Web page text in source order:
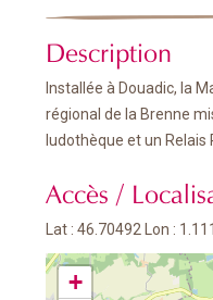
Description
Installée à Douadic, la
régional de la Brenne
ludothèque et un
Accès /
Lat : 46.70492 Lon :
+